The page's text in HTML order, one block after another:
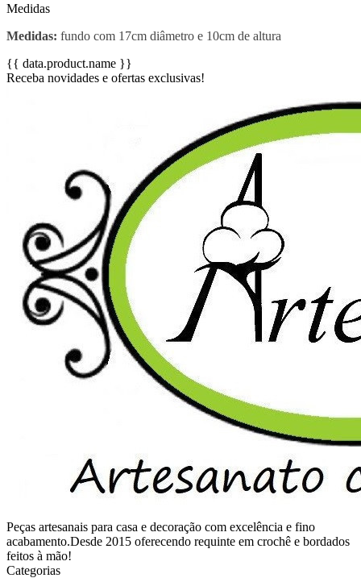
Medidas
Medidas: fundo com 17cm diâmetro e 10cm de altura
{{ data.product.name }}
Receba novidades e ofertas exclusivas!
Peças artesanais para casa e decoração com excelência e fino
acabamento.Desde 2015 oferecendo requinte em crochê e bordados
feitos à mão!
Categorias